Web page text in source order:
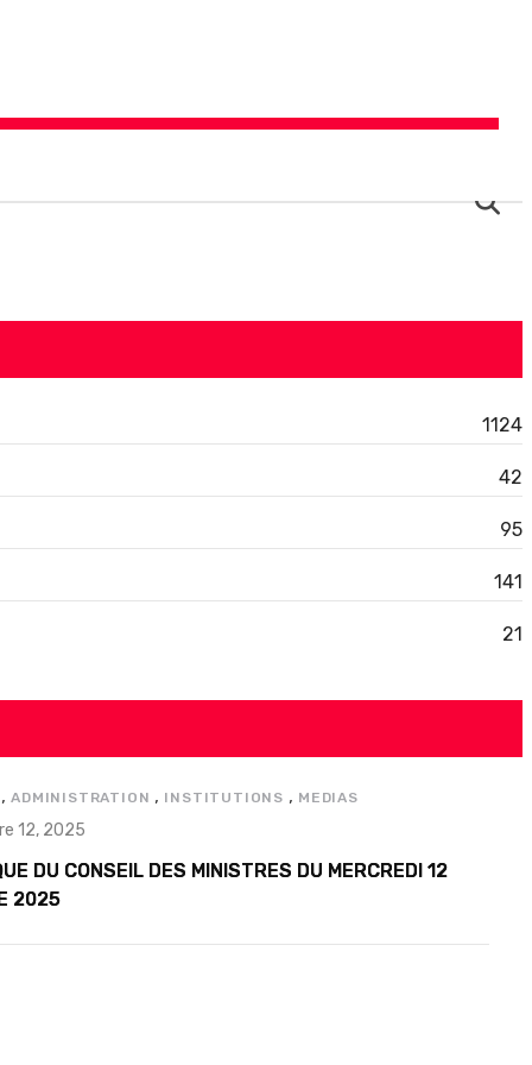
1124
42
95
141
21
ADMINISTRATION , INSTITUTIONS , MEDIAS
12, 2025
DU CONSEIL DES MINISTRES DU MERCREDI 12
2025